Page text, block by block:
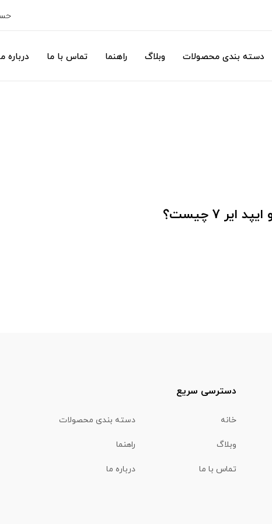
دسته بندی محصولات وبلاگ راهنما تماس با ما درباره
دسترسی سریع
خانه دسته بندی محصولات
وبلاگ راهنما
تماس با ما درباره ما